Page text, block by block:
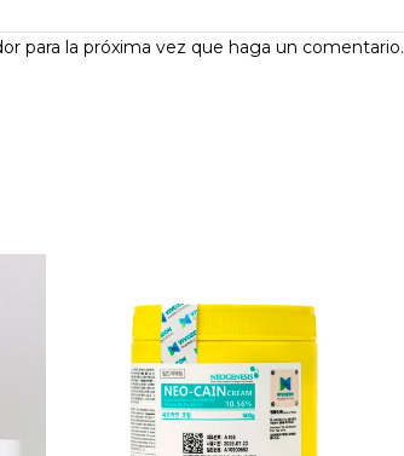
para la próxima vez que haga un comentario.